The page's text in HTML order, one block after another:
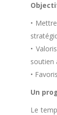
•
•
soutien
•
Un
Le